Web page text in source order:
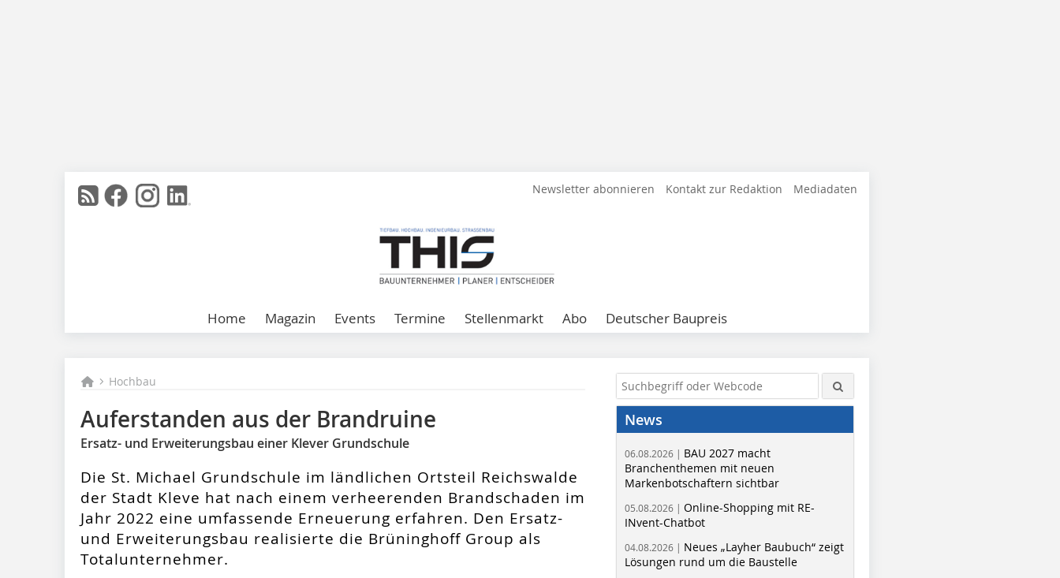
Newsletter abonnieren Kontakt zur Redaktion Mediadaten
Home Magazin Events Termine Stellenmarkt Abo Deutscher Baupreis
Hochbau
Auferstanden aus der Brandruine
Ersatz- und Erweiterungsbau einer Klever Grundschule
Die St. Michael Grundschule im ländlichen Ortsteil Reichswalde
der Stadt Kleve­ hat nach einem verheerenden Brandschaden im
Jahr 2022 eine umfassende Erneuerung­ erfahren. Den Ersatz-
und Erweiterungsbau realisierte die Brüninghoff Group als
Totalunternehmer.
News
06.08.2026 | BAU 2027 macht
Branchenthemen mit neuen
Markenbotschaftern sichtbar
05.08.2026 | Online-Shopping mit RE-
INvent-Chatbot
04.08.2026 | Neues „Layher Baubuch“ zeigt
Lösungen rund um die Baustelle